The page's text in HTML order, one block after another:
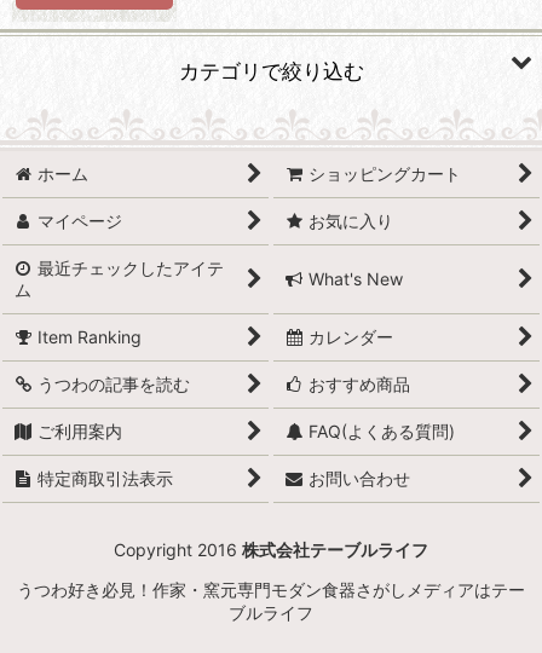
カテゴリで絞り込む
グラス・カップ (全商品)
グラス・タンブラー
マグカップ
エスプレッソカップ
フリーカップ
酒器
湯呑み
ホーム ショッピングカート
マイページ お気に入り
最近チェックしたアイテ
ム
What's New
Item Ranking カレンダー
うつわの記事を読む おすすめ商品
ご利用案内 FAQ(よくある質問)
特定商取引法表示 お問い合わせ
Copyright 2016 株式会社テーブルライフ
うつわ好き必見！作家・窯元専門モダン食器さがしメディアはテー
ブルライフ